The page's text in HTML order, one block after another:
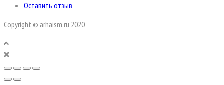
Оставить отзыв
Copyright © arhaism.ru 2020